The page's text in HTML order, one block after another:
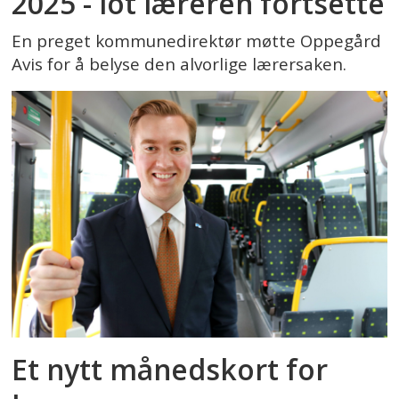
En preget kommunedirektør møtte Oppegård
Avis for å belyse den alvorlige lærersaken.
Et nytt månedskort for